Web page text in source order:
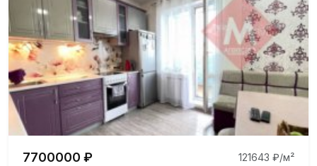
7700000 ₽ 121643 ₽/м²